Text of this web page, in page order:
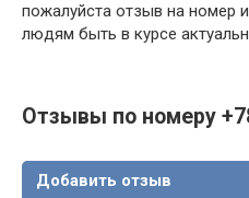
пожалуйста отзыв на номер
людям быть в курсе
Отзывы по номеру
Добавить отзыв